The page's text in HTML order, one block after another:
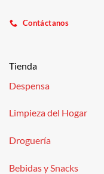
Contáctanos
Tienda
Despensa
Limpieza del Hogar
Droguería
Bebidas y Snacks